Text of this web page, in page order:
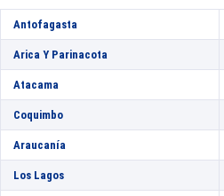
Antofagasta
Arica Y Parinacota
Atacama
Coquimbo
Araucanía
Los Lagos